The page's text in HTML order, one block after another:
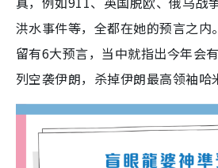
洪水事件等，全都在她的预言之
留有6大预言，当中就指出今年会
列空袭伊朗，杀掉伊朗最高领袖哈